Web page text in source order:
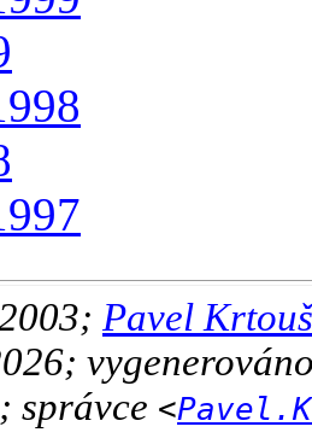
Pavel Krtouš
správce <